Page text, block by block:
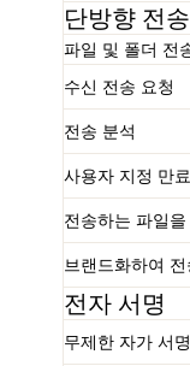
단방향 전송
파일 및 폴더 전
수신 전송 요청
전송 분석
사용자 지정 만
전송하는 파일
브랜드화하여 전
전자 서명
무제한 자가 서명